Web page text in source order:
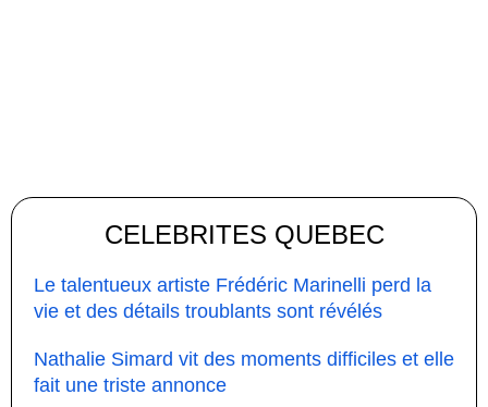
CELEBRITES QUEBEC
Le talentueux artiste Frédéric Marinelli perd la
vie et des détails troublants sont révélés
Nathalie Simard vit des moments difficiles et elle
fait une triste annonce